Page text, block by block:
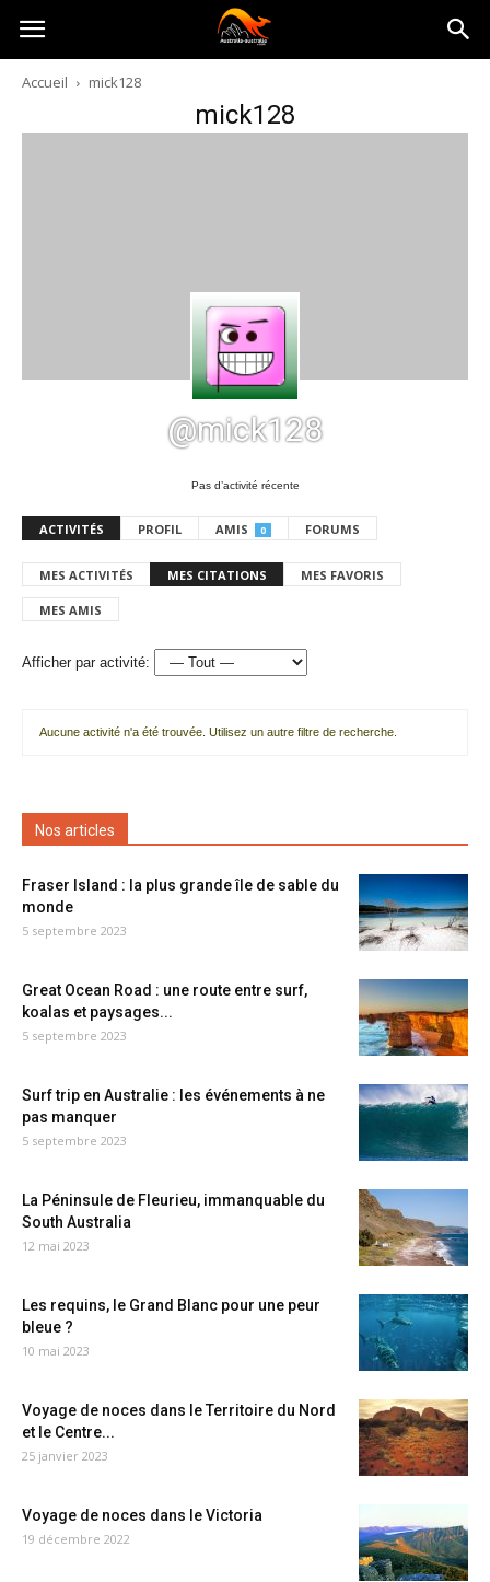
Australia-
australie.com
Accueil mick128
mick128
@mick128
Pas d’activité récente
ACTIVITÉS PROFIL AMIS 0 FORUMS
MES ACTIVITÉS MES CITATIONS MES FAVORIS
MES AMIS
Afficher par activité:
Aucune activité n'a été trouvée. Utilisez un autre filtre de recherche.
Nos articles
Fraser Island : la plus grande île de sable du
monde
5 septembre 2023
Great Ocean Road : une route entre surf,
koalas et paysages...
5 septembre 2023
Surf trip en Australie : les événements à ne
pas manquer
5 septembre 2023
La Péninsule de Fleurieu, immanquable du
South Australia
12 mai 2023
Les requins, le Grand Blanc pour une peur
bleue ?
10 mai 2023
Voyage de noces dans le Territoire du Nord
et le Centre...
25 janvier 2023
Voyage de noces dans le Victoria
19 décembre 2022